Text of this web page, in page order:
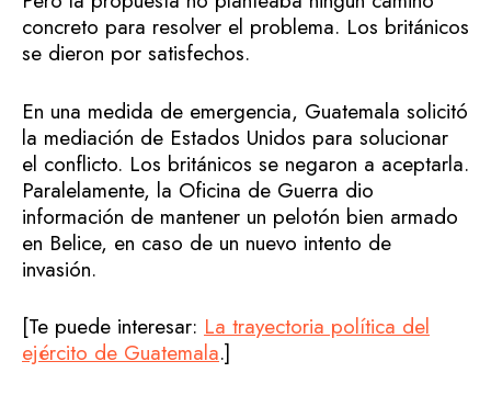
concreto para resolver el problema. Los británicos
se dieron por satisfechos.
En una medida de emergencia, Guatemala solicitó
la mediación de Estados Unidos para solucionar
el conflicto. Los británicos se negaron a aceptarla.
Paralelamente, la Oficina de Guerra dio
información de mantener un pelotón bien armado
en Belice, en caso de un nuevo intento de
invasión.
[Te puede interesar: La trayectoria política del
ejército de Guatemala.]